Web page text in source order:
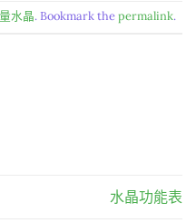
水晶. Bookmark thepermalink.
水晶功能表